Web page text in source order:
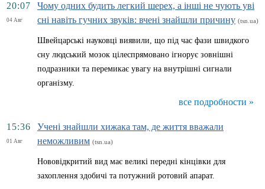
20:07
04 Авг
Чому одних будить легкий шерех, а інші не чують уві
сні навіть гучних звуків: вчені знайшли причину (tsn.ua)
Швейцарські науковці виявили, що під час фази швидкого
сну людський мозок цілеспрямовано ігнорує зовнішні
подразники та перемикає увагу на внутрішні сигнали
організму.
все подробности »
15:36
01 Авг
Учені знайшли хижака там, де життя вважали
неможливим (tsn.ua)
Нововідкритий вид має великі передні кінцівки для
захоплення здобичі та потужний ротовий апарат.